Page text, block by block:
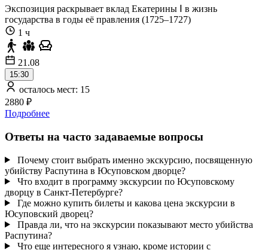
Экспозиция раскрывает вклад Екатерины Ⅰ в жизнь
государства в годы её правления (1725–1727)
1 ч
21.08
15:30
осталось мест: 15
2880 ₽
Подробнее
Ответы на часто задаваемые вопросы
Почему стоит выбрать именно экскурсию, посвященную
убийству Распутина в Юсуповском дворце?
Что входит в программу экскурсии по Юсуповскому
дворцу в Санкт-Петербурге?
Где можно купить билеты и какова цена экскурсии в
Юсуповский дворец?
Правда ли, что на экскурсии показывают место убийства
Распутина?
Что еще интересного я узнаю, кроме истории с